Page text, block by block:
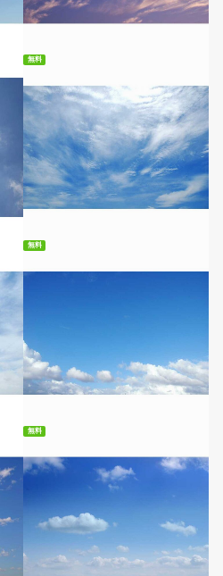
無料ダウンロード
無料
無料ダウンロード
無料
無料ダウンロード
無料
無料ダウンロード